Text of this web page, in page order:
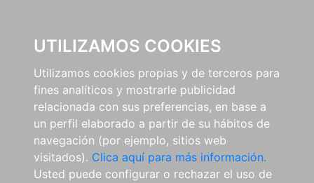
UTILIZAMOS COOKIES
Utilizamos cookies propias y de terceros para
fines analíticos y mostrarle publicidad
relacionada con sus preferencias, en base a
un perfil elaborado a partir de su hábitos de
navegación (por ejemplo, sitios web
visitados). Clica aquí para más información.
Usted puede configurar o rechazar el uso de